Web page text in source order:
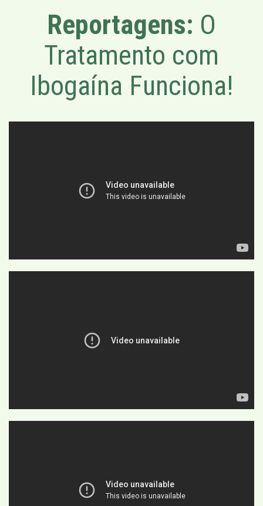
Reportagens: O
Tratamento com
Ibogaína Funciona!